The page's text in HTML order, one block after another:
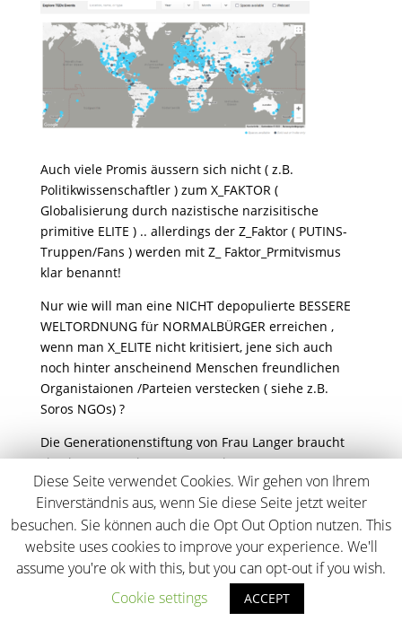
Auch viele Promis äussern sich nicht ( z.B.
Politikwissenschaftler ) zum X_FAKTOR (
Globalisierung durch nazistische narzisitische
primitive ELITE ) .. allerdings der Z_Faktor ( PUTINS-
Truppen/Fans ) werden mit Z_ Faktor_Prmitvismus
klar benannt!
Nur wie will man eine NICHT depopulierte BESSERE
WELTORDNUNG für NORMALBÜRGER erreichen ,
wenn man X_ELITE nicht kritisiert, jene sich auch
noch hinter anscheinend Menschen freundlichen
Organistaionen /Parteien verstecken ( siehe z.B.
Soros NGOs) ?
Die Generationenstiftung von Frau Langer braucht
sie eine ver_xte junge Generation ?
Diese Seite verwendet Cookies. Wir gehen von Ihrem
Einverständnis aus, wenn Sie diese Seite jetzt weiter
besuchen. Sie können auch die Opt Out Option nutzen. This
website uses cookies to improve your experience. We'll
assume you're ok with this, but you can opt-out if you wish.
Cookie settings
ACCEPT